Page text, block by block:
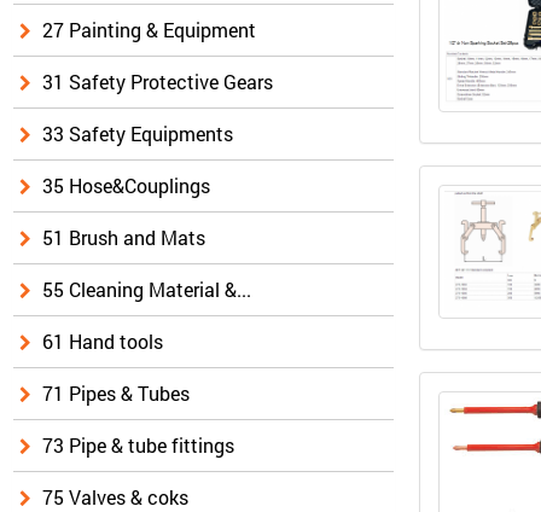
27 Painting & Equipment
31 Safety Protective Gears
33 Safety Equipments
35 Hose&Couplings
51 Brush and Mats
55 Cleaning Material &...
61 Hand tools
71 Pipes & Tubes
73 Pipe & tube fittings
75 Valves & coks